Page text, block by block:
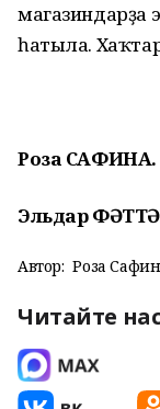
магазиндарҙа
һатыла.
Роза САФИНА.
Эльдар
Автор: Роза
Читайте